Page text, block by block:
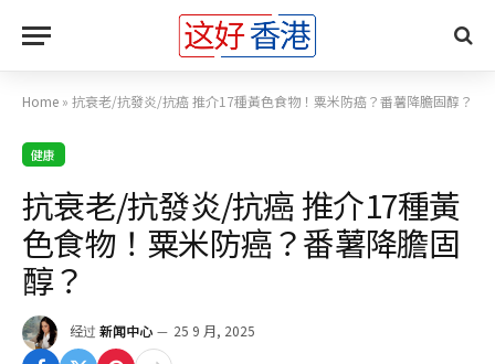
Home » 抗衰老/抗發炎/抗癌 推介17種黃色食物！粟米防癌？番薯降膽固醇？
健康
抗衰老/抗發炎/抗癌 推介17種黃
色食物！粟米防癌？番薯降膽固
醇？
经过 新闻中心 25 9 月, 2025